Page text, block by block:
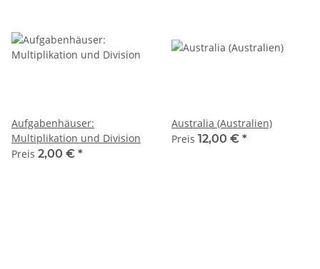
Aufgabenhäuser:
Multiplikation und Division
Preis 2,00 € *
Australia (Australien)
Preis 12,00 € *